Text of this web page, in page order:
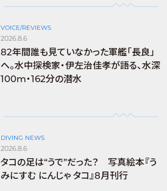
VOICE/REVIEWS
2026.8.6
82年間誰も見ていなかった軍艦「長良」
へ。水中探検家・伊左治佳孝が語る、水深
100m・162分の潜水
DIVING NEWS
2026.8.6
タコの足は“うで”だった？ 写真絵本『う
みにすむ にんじゃ タコ』8月刊行